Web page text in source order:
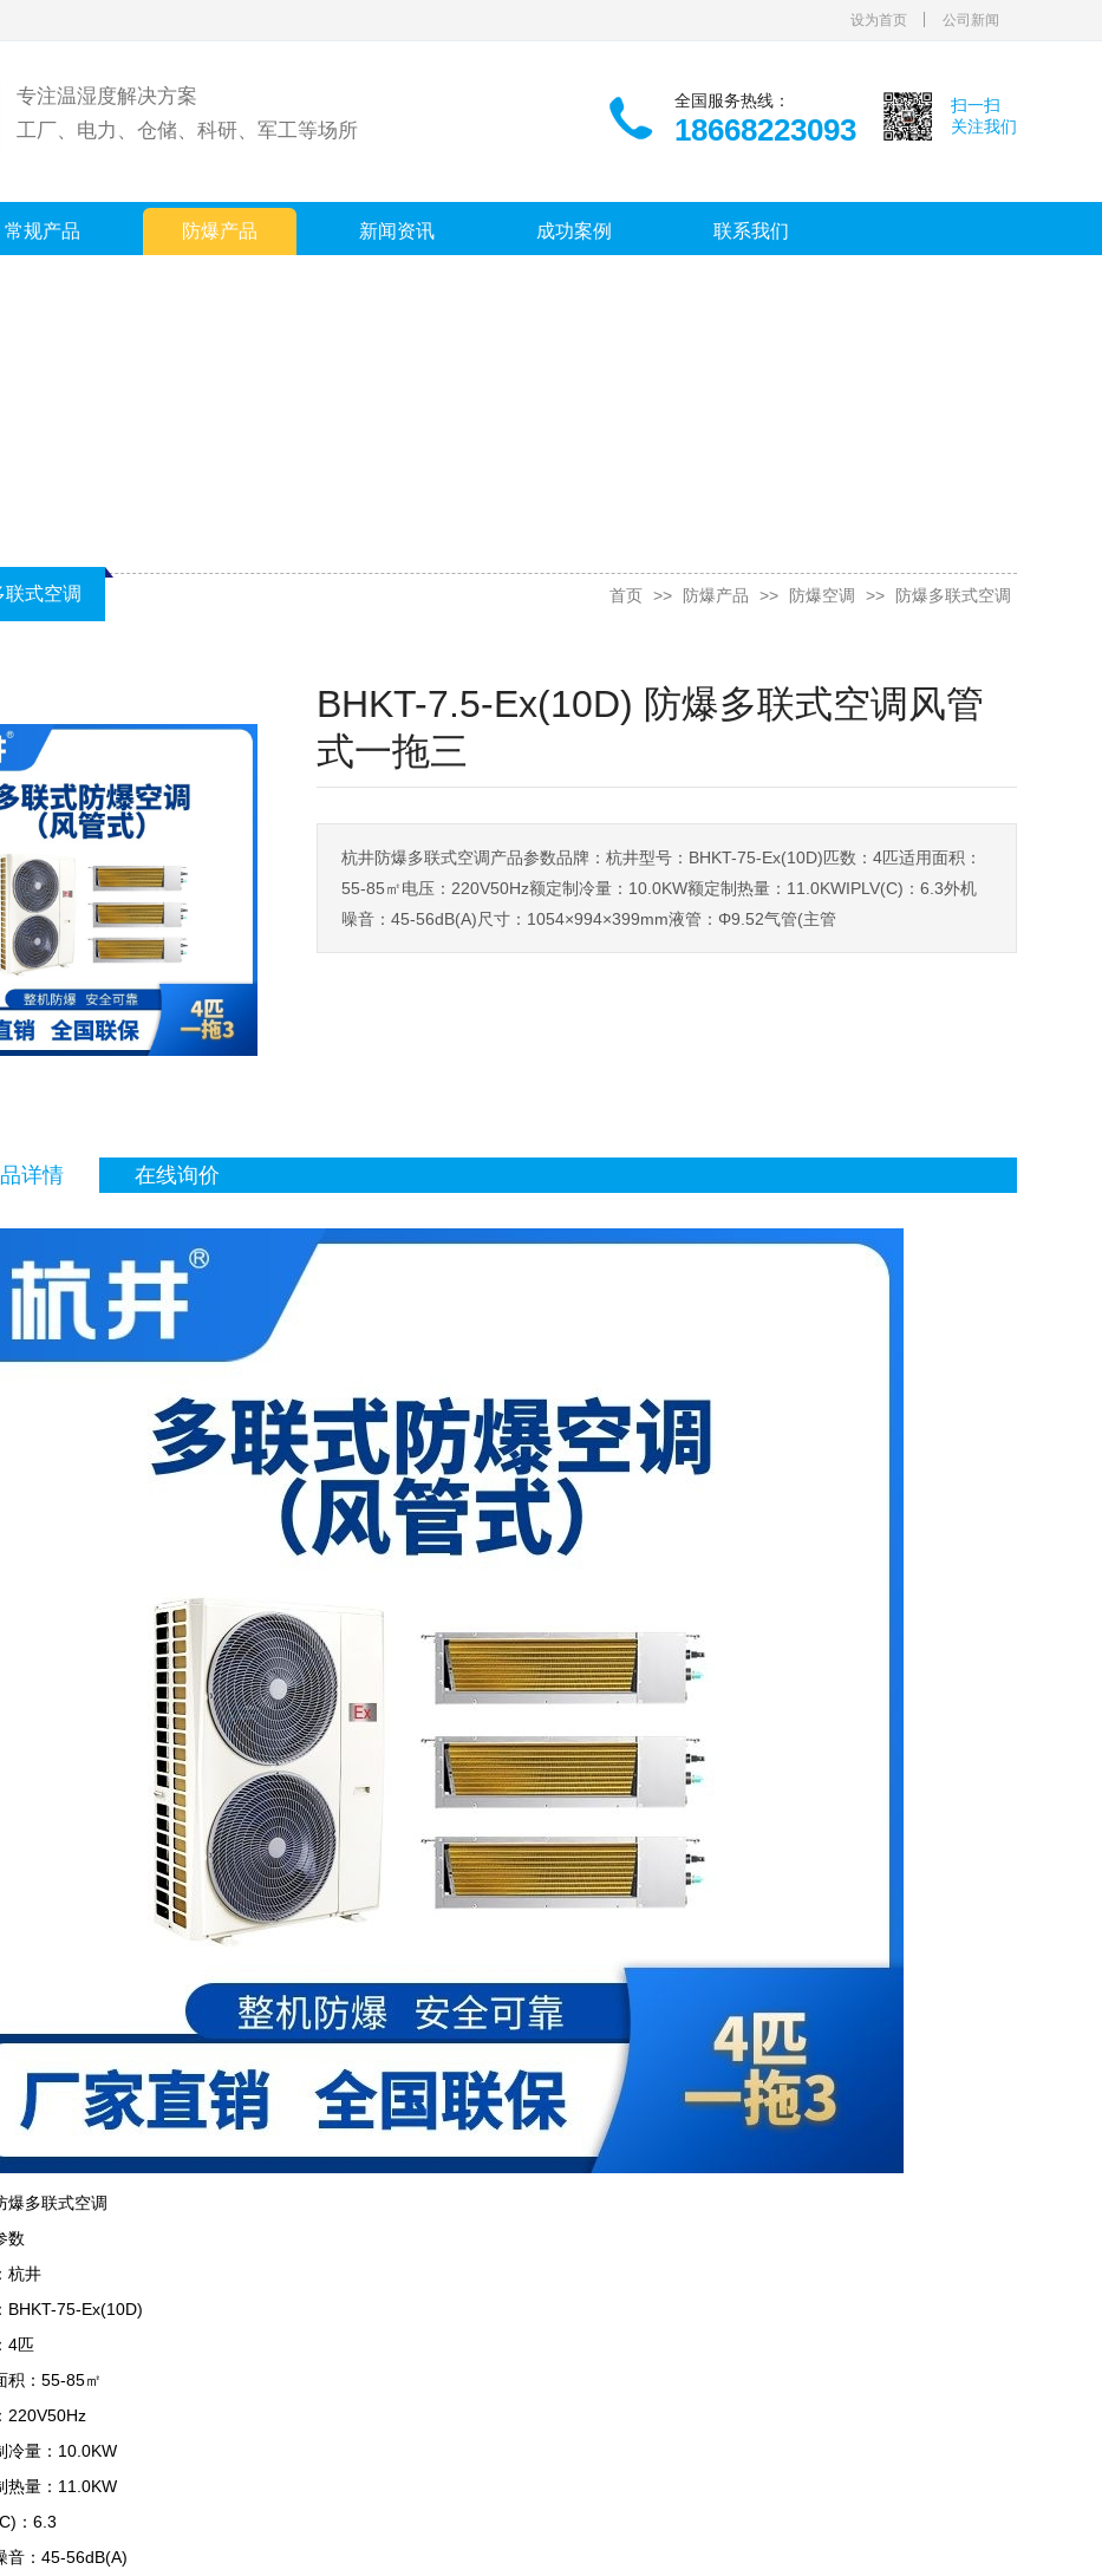
设为首页 公司新闻
专注温湿度解决方案
工厂、电力、仓储、科研、军工等场所
扫一扫
关注我们
全国服务热线：
18668223093
常规产品 防爆产品 新闻资讯 成功案例 联系我们
联式空调 首页 >> 防爆产品 >> 防爆空调 >> 防爆多联式空调
BHKT-7.5-Ex(10D) 防爆多联式空调风管
式一拖三
杭井防爆多联式空调产品参数品牌：杭井型号：BHKT-75-Ex(10D)匹数：4匹适用面积：
55-85㎡电压：220V50Hz额定制冷量：10.0KW额定制热量：11.0KWIPLV(C)：6.3外机
噪音：45-56dB(A)尺寸：1054×994×399mm液管：Φ9.52气管(主管
详情 在线询价
多联式空调
井
75-Ex(10D)
匹
：55-85㎡
量：10.0KW
量：11.0KW
：6.3
：45-56dB(A)